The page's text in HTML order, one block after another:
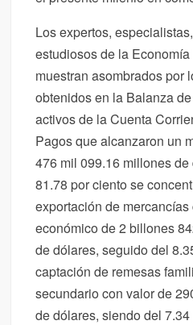
Los expertos,
estudiosos de la
muestran asombrados por
obtenidos en la Balanza
activos de la Cuenta
Pagos que alcanzaron un
476 mil 099.16 millones
81.78 por ciento se
exportación de
económico de 2 billones
de dólares, seguido del
captación de remesas
secundario con valor de
de dólares, siendo del